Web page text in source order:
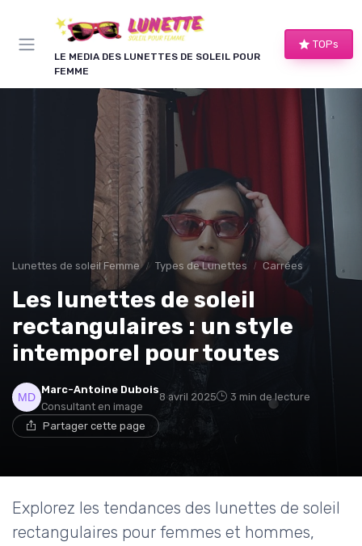
LE MEDIA DES LUNETTES DE SOLEIL POUR
FEMME
TOPs
Lunettes de soleil Femme Types de Lunettes Carrées
Les lunettes de soleil
rectangulaires : un style
intemporel pour toutes
Marc-Antoine Dubois
Consultant en image
8 avril 2025 3 min de lecture
Partager cette page
Explorez les tendances des lunettes de soleil
rectangulaires pour femmes et hommes,